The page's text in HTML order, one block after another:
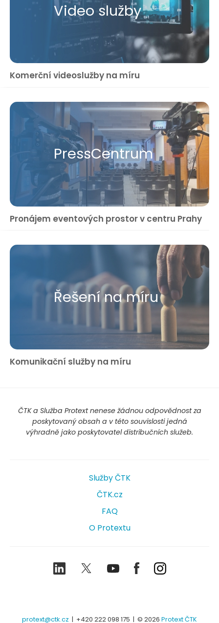
Video služby
Komerční videoslužby na míru
Press​Centrum
Pronájem eventových prostor v centru Prahy
Řešení na míru
Komunikační služby na míru
ČTK a Služba Protext nenese žádnou odpovědnost za
poskytovaný obsah a v této souvislosti jedná
výhradně jako poskytovatel distribučních služeb.
Služby ČTK
ČTK.cz
FAQ
O Protextu
LinkedIn TwitterYoutubeFacebookInstagram
protext@ctk.cz | +420 222 098 175 | © 2026 Protext ČTK